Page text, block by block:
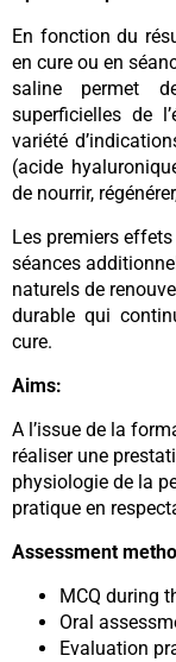
En fonction du
en cure ou en
saline permet
superficielles de
variété
(acide
de nourrir,
Les premiers
séances
naturels de
durable qui
cure.
Aims:
A l’issue de la
réaliser une
physiologie de la
pratique en
Assessment
MCQ during
Oral
Evaluation